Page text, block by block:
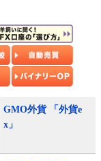
GMO外貨 「外貨e
x」